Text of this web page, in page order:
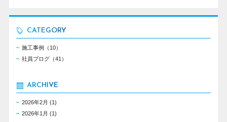
CATEGORY
施工事例（10）
社員ブログ（41）
ARCHIVE
2026年2月 (1)
2026年1月 (1)